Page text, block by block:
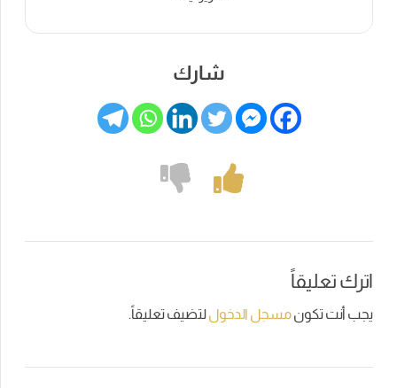
شارك
اترك تعليقاً
يجب أنت تكونمسجل الدخوللتضيف تعليقاً.